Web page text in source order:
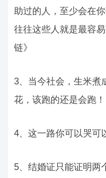
助过的人，至少会在
往往这些人就是最容
链》
3、当今社会，生米煮
花，该跑的还是会跑！
4、这一路你可以哭可
5、结婚证只能证明两